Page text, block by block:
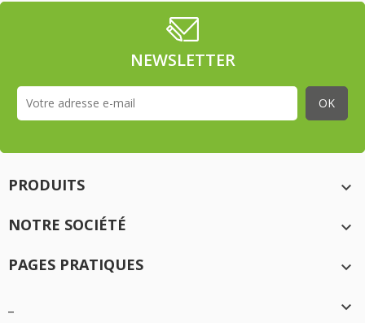
NEWSLETTER
PRODUITS

NOTRE SOCIÉTÉ

PAGES PRATIQUES

